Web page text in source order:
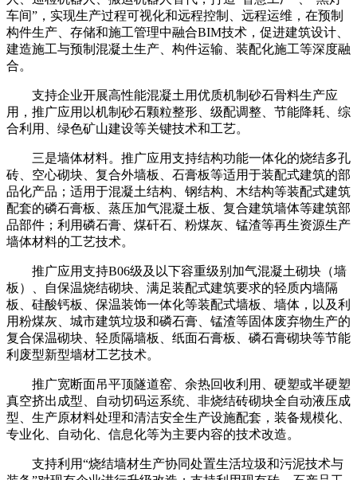
车间”，实现生产过程可视化和远程控制、远程运维，在预制
构件生产、存储和施工管理中融合BIM技术，促进建筑设计、
建造施工与预制混凝土生产、构件运输、装配化施工等深度融
合。
支持企业开展高性能混凝土用优质机制砂石骨料生产应
用，推广应用以机制砂石颗粒整形、级配调整、节能降耗、综
合利用、绿色矿山建设等关键技术和工艺。
三是墙体材料。推广应用支持结构功能一体化的烧结多孔
砖、空心砌块、复合外墙板、石膏板等适用于装配式建筑的部
品化产品；适用于混凝土结构、钢结构、木结构等装配式建筑
配套的磷石膏板、蒸压加气混凝土板、复合建筑墙体等建筑部
品部件；利用磷石膏、煤矸石、粉煤灰、锰渣等再生资源生产
墙体材料的工艺技术。
推广应用支持B06级及以下容重级别加气混凝土砌块（墙
板）、自保温烧结砌块、满足装配式建筑要求的轻质内墙隔
板、硅酸钙板、保温装饰一体化等装配式墙板、墙体，以及利
用粉煤灰、城市建筑垃圾和磷石膏、锰渣等固体废弃物生产的
复合保温砌块、轻质隔墙板、纸面石膏板、磷石膏砌块等节能
利废型新型墙材工艺技术。
推广宽断面吊平顶隧道窑、余热回收利用、硬塑或半硬塑
真空挤出成型、自动切码运系统、非烧结砖砌块全自动液压成
型、生产原材料处理和清洁安全生产设施配套，装备规模化、
专业化、自动化、信息化等为主要内容的技术改造。
支持利用“烧结墙材生产协同处置生活垃圾和污泥技术与